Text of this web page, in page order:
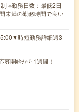
※勤務日数：最低2日
未満の勤務時間で良い
時短勤務詳細週3
開始から1週間！